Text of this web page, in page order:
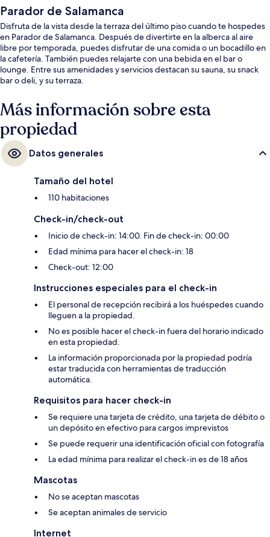
Parador de Salamanca
Disfruta de la vista desde la terraza del último piso cuando te hospedes
en Parador de Salamanca. Después de divertirte en la alberca al aire
libre por temporada, puedes disfrutar de una comida o un bocadillo en
la cafetería. También puedes relajarte con una bebida en el bar o
lounge. Entre sus amenidades y servicios destacan su sauna, su snack
bar o deli, y su terraza.
Más información sobre esta
propiedad
Datos generales
Tamaño del hotel
110 habitaciones
Check-in/check-out
Inicio de check-in: 14:00. Fin de check-in: 00:00
Edad mínima para hacer el check-in: 18
Check-out: 12:00
Instrucciones especiales para el check-in
El personal de recepción recibirá a los huéspedes cuando
lleguen a la propiedad.
No es posible hacer el check-in fuera del horario indicado
en esta propiedad.
La información proporcionada por la propiedad podría
estar traducida con herramientas de traducción
automática.
Requisitos para hacer check-in
Se requiere una tarjeta de crédito, una tarjeta de débito o
un depósito en efectivo para cargos imprevistos
Se puede requerir una identificación oficial con fotografía
La edad mínima para realizar el check-in es de 18 años
Mascotas
No se aceptan mascotas
Se aceptan animales de servicio
Internet